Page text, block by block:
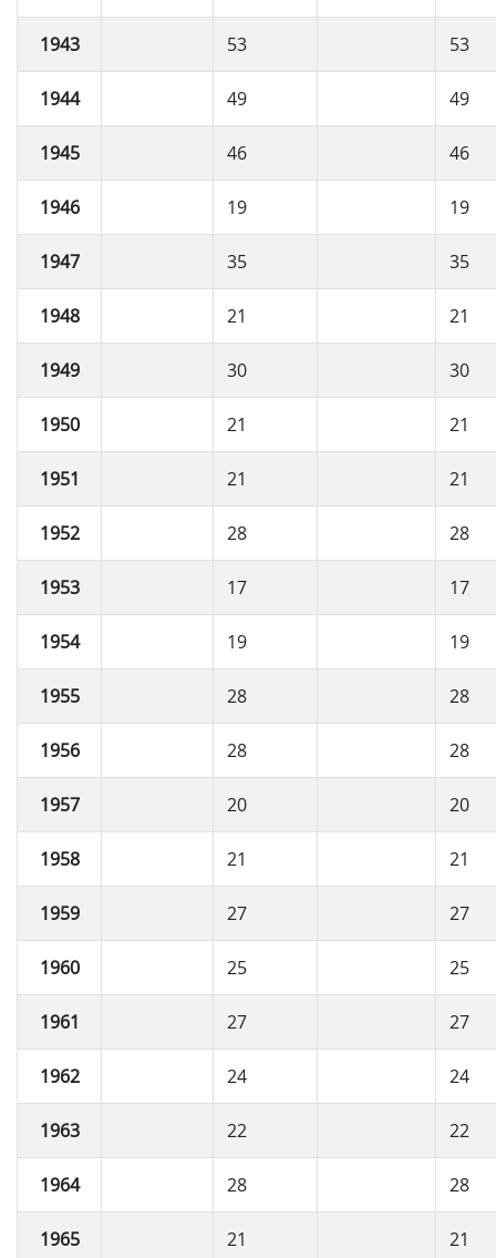
1943 53 53
1944 49 49
1945 46 46
1946 19 19
1947 35 35
1948 21 21
1949 30 30
1950 21 21
1951 21 21
1952 28 28
1953 17 17
1954 19 19
1955 28 28
1956 28 28
1957 20 20
1958 21 21
1959 27 27
1960 25 25
1961 27 27
1962 24 24
1963 22 22
1964 28 28
1965 21 21